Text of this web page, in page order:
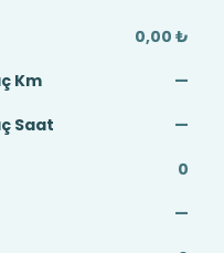
0,00 ₺
Km
—
Saat
—
0
—